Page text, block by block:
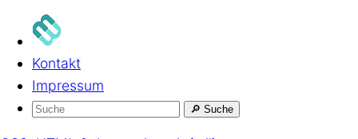
Kontakt
Impressum
🔎 Suche